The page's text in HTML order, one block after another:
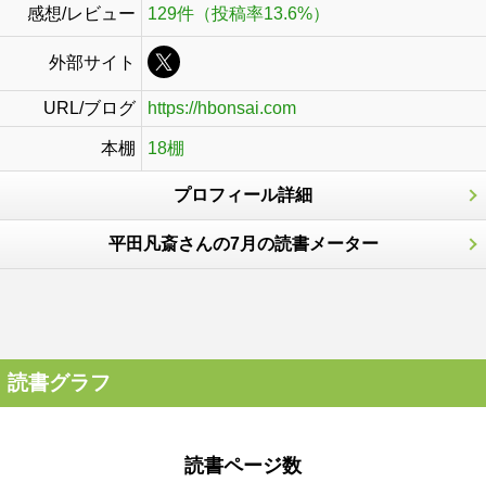
感想/レビュー 129件（投稿率13.6%）
外部サイト
URL/ブログ https://hbonsai.com
本棚 18棚
プロフィール詳細
平田凡斎さんの7月の読書メーター
読書グラフ
読書ページ数